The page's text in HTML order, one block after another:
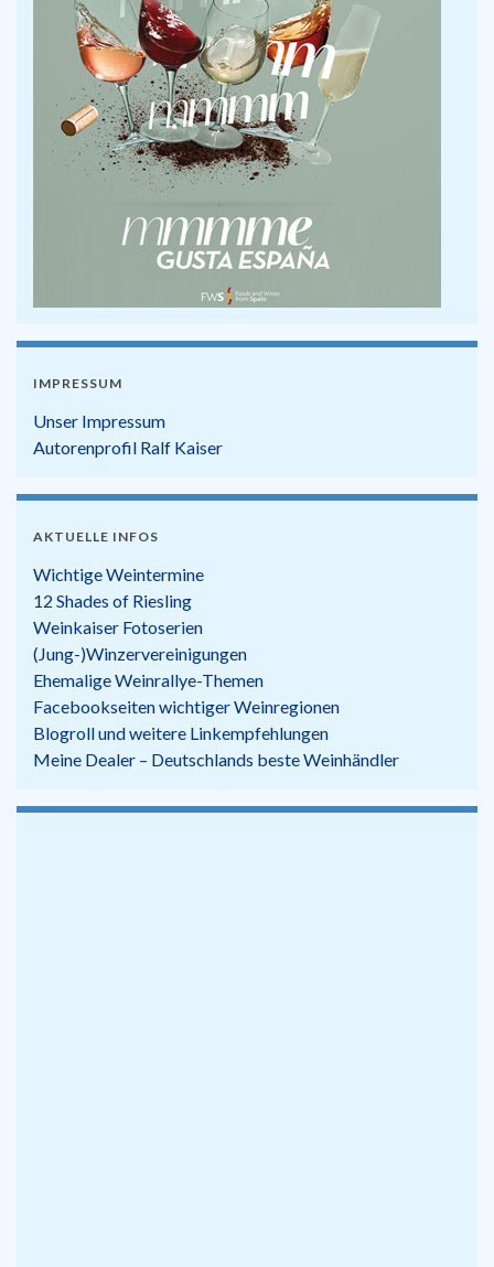
IMPRESSUM
Unser Impressum
Autorenprofil Ralf Kaiser
AKTUELLE INFOS
Wichtige Weintermine
12 Shades of Riesling
Weinkaiser Fotoserien
(Jung-)Winzervereinigungen
Ehemalige Weinrallye-Themen
Facebookseiten wichtiger Weinregionen
Blogroll und weitere Linkempfehlungen
Meine Dealer – Deutschlands beste Weinhändler